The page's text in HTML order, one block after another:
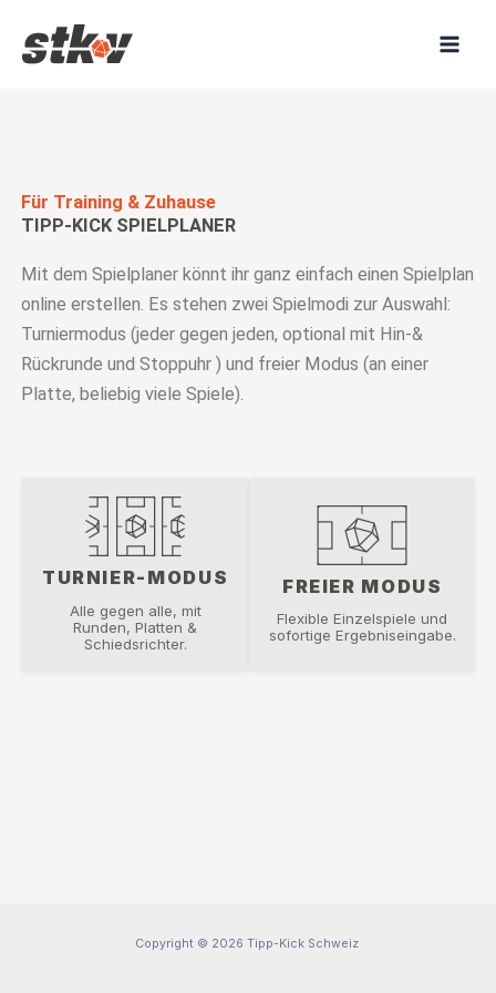
Inhalt
Für Training & Zuhause
TIPP-KICK SPIELPLANER
Mit dem Spielplaner könnt ihr ganz einfach einen Spielplan
online erstellen. Es stehen zwei Spielmodi zur Auswahl:
Turniermodus (jeder gegen jeden, optional mit Hin-&
Rückrunde und Stoppuhr ) und freier Modus (an einer
Platte, beliebig viele Spiele).
TURNIER-MODUS
Alle gegen alle, mit
Runden, Platten &
Schiedsrichter.
FREIER MODUS
Flexible Einzelspiele und
sofortige Ergebniseingabe.
Copyright © 2026 Tipp-Kick Schweiz